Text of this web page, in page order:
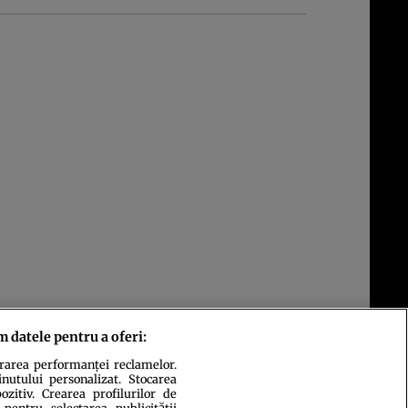
datele pentru a oferi:
performanței reclamelor.
personalizat. Stocarea
Crearea profilurilor de